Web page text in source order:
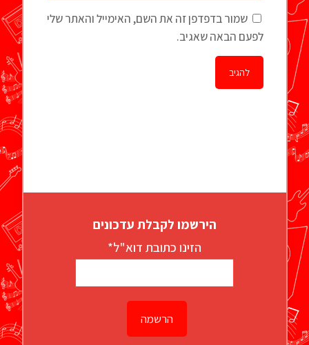
שמור בדפדפן זה את השם, האימייל והאתר שלי
לפעם הבאה שאגיב.
הירשמו לקבלת עדכונים
הזינו כתובת דוא"ל*